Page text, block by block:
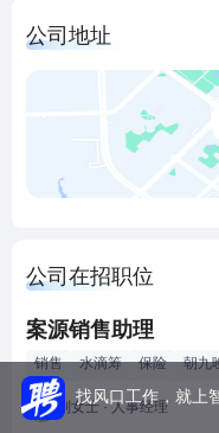
聚赋就等于进入商学院
充分尊重人性，力图打
规则、内耗、派系斗争
重与尊严； 4、 聚赋提
体系，多劳者多得，多
他人者多得，多裂变复
选机制之下； 6、 聚赋
见，不忽略每一个人的
弃每一个人的可能性。
公司地址
公司在招职位
案源销售助理
销售 水滴筹 保险 朝九
签单奖励
五险一金 过节
技能培训
刘女士 · 人事经理
找风口工作，就上